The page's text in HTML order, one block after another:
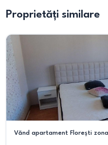
Proprietăți similare
Vănd apartament Florești